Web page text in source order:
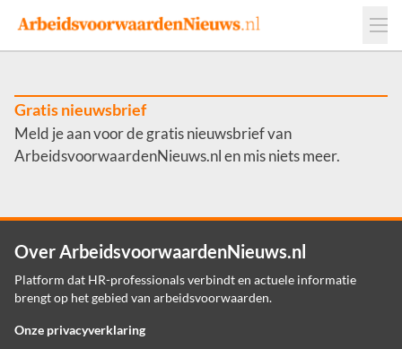
Events
Adverteren
Werkgevers
Contact
Gratis nieuwsbrief
Meld je aan voor de gratis nieuwsbrief van
ArbeidsvoorwaardenNieuws.nl en mis niets meer.
Over ArbeidsvoorwaardenNieuws.nl
Platform dat HR-professionals verbindt en actuele informatie
brengt op het gebied van arbeidsvoorwaarden.
Onze privacyverklaring